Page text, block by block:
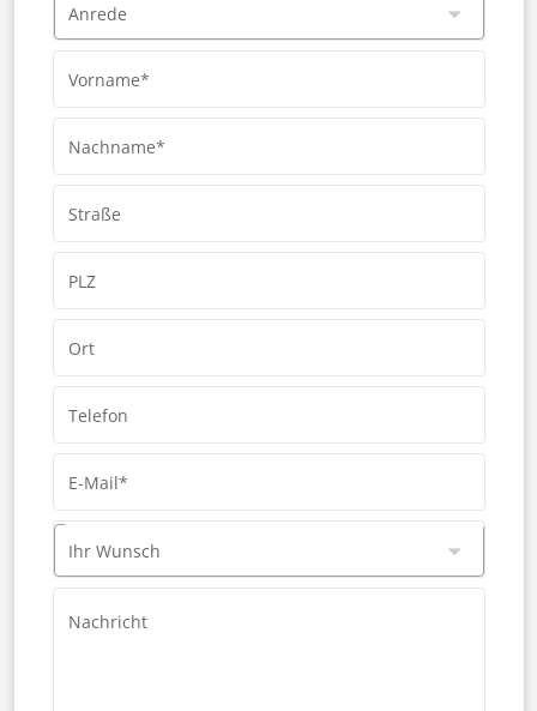
Anrede
Vorname*
Nachname*
Straße
PLZ
Ort
Telefon
E-Mail*
Ihr Wunsch
Nachricht